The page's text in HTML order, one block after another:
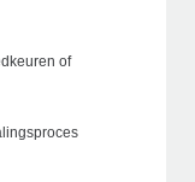
of